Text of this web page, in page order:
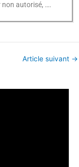
autorisé, ….
Article suivant →